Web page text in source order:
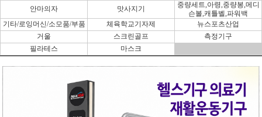
안마의자
맛사지기
중량세트,아령,중량봉,메디
슨볼,캐틀벨,파워백
기타/로잉머신/소모품/부품
체육학교기자제
뉴스포츠산업
거울
스크린골프
측정기구
필라테스
마스크